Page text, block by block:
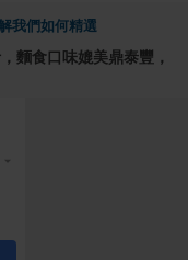
我們如何精選
麵食口味媲美鼎泰豐，